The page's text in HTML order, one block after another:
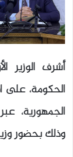
أشرف الوزير
الحكومة، على
الجمهورية،
وذلك بحضور